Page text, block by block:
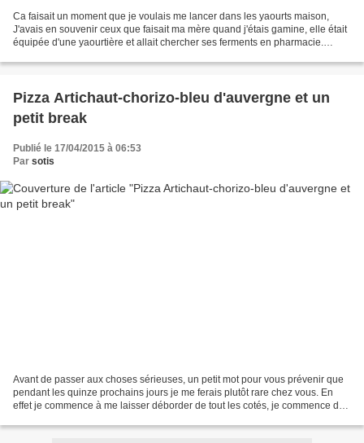
Ca faisait un moment que je voulais me lancer dans les yaourts maison,
J'avais en souvenir ceux que faisait ma mère quand j'étais gamine, elle était
équipée d'une yaourtière et allait chercher ses ferments en pharmacie.
Pizza Artichaut-chorizo-bleu d'auvergne et un
petit break
Publié le 17/04/2015 à 06:53
Par sotis
Avant de passer aux choses sérieuses, un petit mot pour vous prévenir que
pendant les quinze prochains jours je me ferais plutôt rare chez vous. En
effet je commence à me laisser déborder de tout les cotés, je commence des